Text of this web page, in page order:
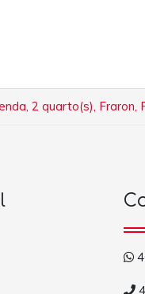
2 quarto(s), Fraron,